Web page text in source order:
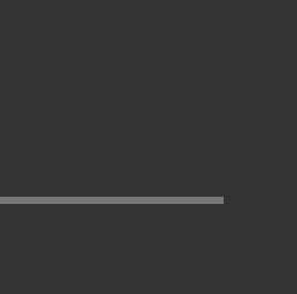
de page 2